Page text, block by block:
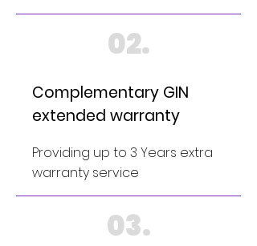
02.
Complementary GIN
extended warranty
Providing up to 3 Years extra
warranty service
03.